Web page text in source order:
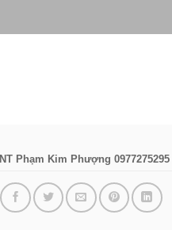
NT Phạm Kim Phượng 0977275295